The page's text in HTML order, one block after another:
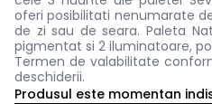
oferi posibilitati nenumarate
de zi sau de seara. Paleta
pigmentat si 2 iluminatoare,
Termen de valabilitate
deschiderii.
Produsul este momentan